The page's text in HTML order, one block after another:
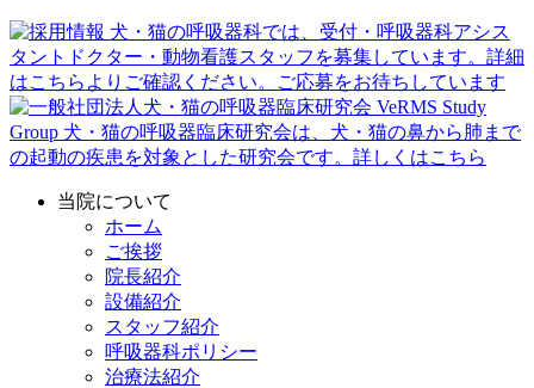
当院について
ホーム
ご挨拶
院長紹介
設備紹介
スタッフ紹介
呼吸器科ポリシー
治療法紹介